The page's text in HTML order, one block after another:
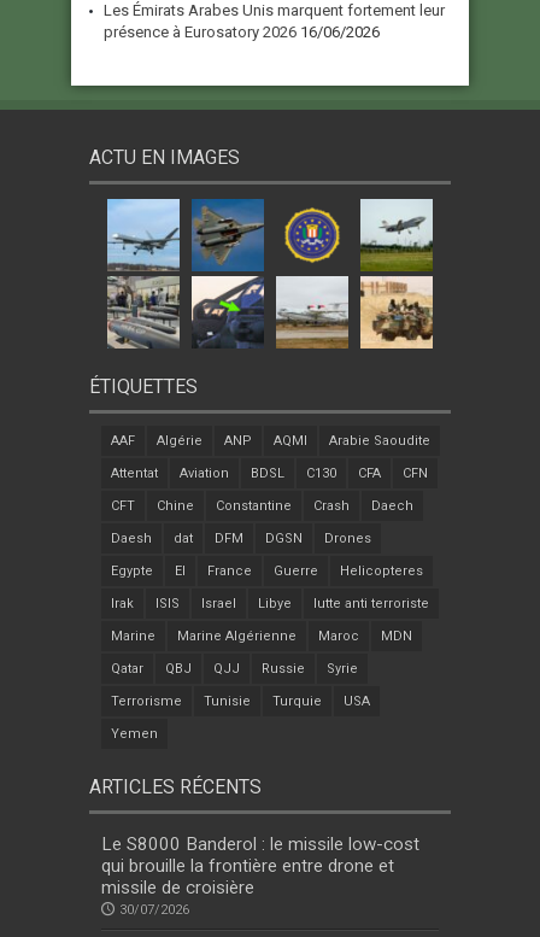
Les Émirats Arabes Unis marquent fortement leur
présence à Eurosatory 2026 16/06/2026
ACTU EN IMAGES
ÉTIQUETTES
AAF Algérie ANP AQMI Arabie Saoudite
Attentat Aviation BDSL C130 CFA CFN
CFT Chine Constantine Crash Daech
Daesh dat DFM DGSN Drones
Egypte EI France Guerre Helicopteres
Irak ISIS Israel Libye lutte anti terroriste
Marine Marine Algérienne Maroc MDN
Qatar QBJ QJJ Russie Syrie
Terrorisme Tunisie Turquie USA
Yemen
ARTICLES RÉCENTS
Le S8000 Banderol : le missile low-cost
qui brouille la frontière entre drone et
missile de croisière
30/07/2026